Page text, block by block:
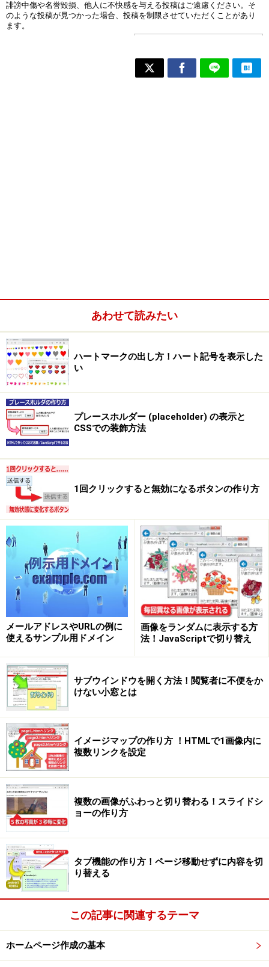
あわせて読みたい
ハートマークの出し方！ハート記号を表示した
い
プレースホルダー (placeholder) の表示と
CSSでの装飾方法
1回クリックすると無効になるボタンの作り方
メールアドレスやURLの例に
使えるサンプル用ドメイン
画像をランダムに表示する方
法！JavaScriptで切り替え
サブウインドウを開く方法！閲覧者に不便をか
けない小窓とは
イメージマップの作り方 ！HTMLで1画像内に
複数リンクを設定
複数の画像がふわっと切り替わる！スライドシ
ョーの作り方
タブ機能の作り方！ページ移動せずに内容を切
り替える
この記事に関連するテーマ
ホームページ作成の基本